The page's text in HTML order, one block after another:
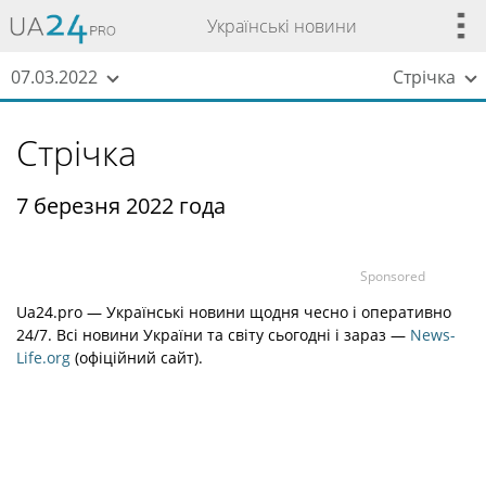
Українські новини
07.03.2022 Стрічка
Стрічка
7 березня 2022 года
Sponsored
Ua24.pro — Українські новини щодня чесно і оперативно
24/7. Всі новини України та світу сьогодні і зараз — News-
Life.org (офіційний сайт).